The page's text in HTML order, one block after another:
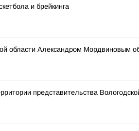
и брейкинга
области Александром Мордвиновым
представительства